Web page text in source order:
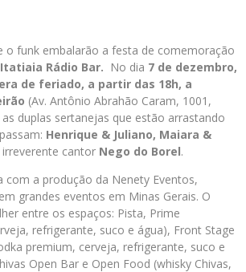
o funk embalarão a festa de comemoração
Itatiaia Rádio Bar. No dia 7 de dezembro,
de feriado, a partir das 18h, a
(Av. Antônio Abrahão Caram, 1001,
duplas sertanejas que estão arrastando
Henrique & Juliano, Maiara &
cantor Nego do Borel.
com a produção da Nenety Eventos,
grandes eventos em Minas Gerais. O
entre os espaços: Pista, Prime
refrigerante, suco e água), Front Stage
premium, cerveja, refrigerante, suco e
Open Bar e Open Food (whisky Chivas,